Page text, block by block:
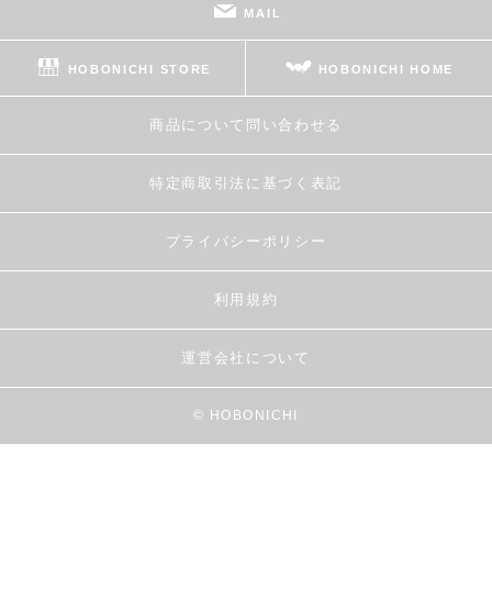
MAIL
HOBONICHI STORE HOBONICHI HOME
商品について問い合わせる
特定商取引法に基づく表記
プライバシーポリシー
利用規約
運営会社について
© HOBONICHI